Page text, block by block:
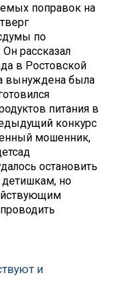
поправок на
по
Он рассказал
в Ростовской
вынуждена была
питания в
конкурс
мошенник,
остановить
детишкам, но
и